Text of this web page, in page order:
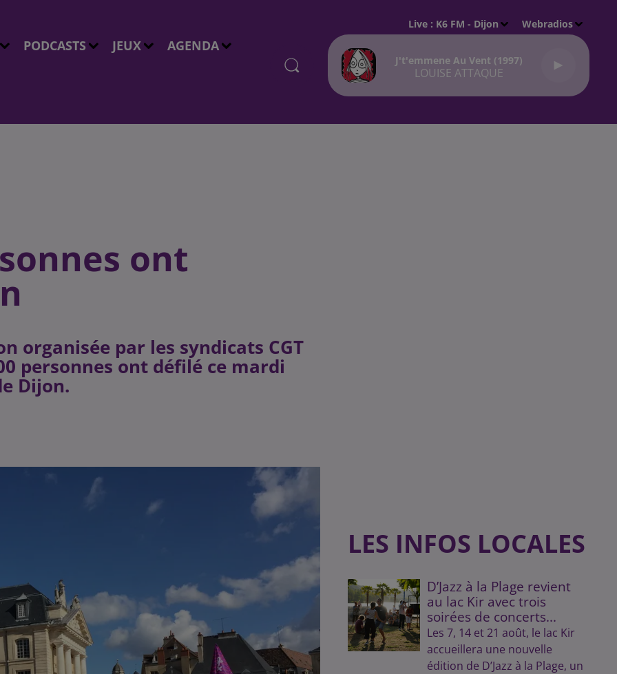
PODCASTS JEUX AGENDA
Live : K6 FM - Dijon Webradios
J't'emmene Au Vent (1997)
LOUISE ATTAQUE
ont
organisée par les syndicats CGT
personnes ont défilé ce mardi
Dijon.
LES INFOS LOCALES
D’Jazz à la Plage revient
au lac Kir avec trois
soirées de concerts...
Les 7, 14 et 21 août, le lac Kir
accueillera une nouvelle
édition de D’Jazz à la Plage, un